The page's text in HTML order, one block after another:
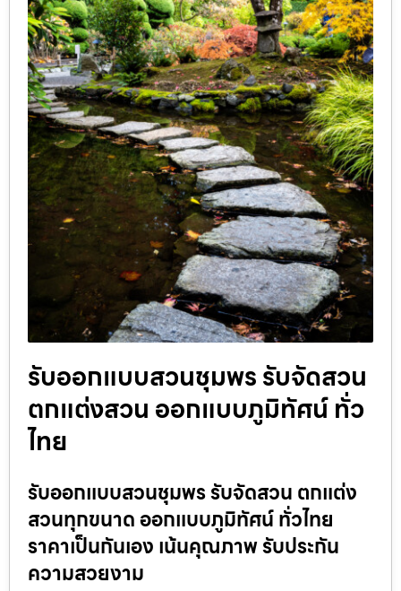
รับออกแบบสวนชุมพร รับจัดสวน
ตกแต่งสวน ออกแบบภูมิทัศน์ ทั่ว
ไทย
รับออกแบบสวนชุมพร รับจัดสวน ตกแต่ง
สวนทุกขนาด ออกแบบภูมิทัศน์ ทั่วไทย
ราคาเป็นกันเอง เน้นคุณภาพ รับประกัน
ความสวยงาม